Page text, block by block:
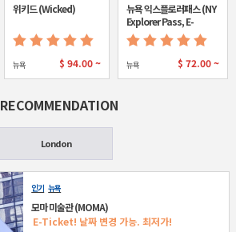
위키드 (Wicked)
뉴욕 $94.00 ~
뉴욕 익스플로러패스 (NY
Explorer Pass, E-
ticket)
뉴욕 $ 72.00 ~
RECOMMENDATION
London
인기 뉴욕
모마 미술관 (MOMA)
E-Ticket! 날짜 변경 가능. 최저가!